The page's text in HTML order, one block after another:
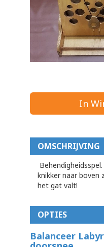
In
OMSCHRIJVING
knikker naar boven
het gat valt!
OPTIES
Balanceer